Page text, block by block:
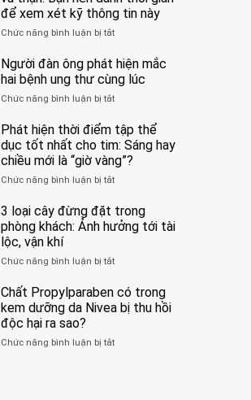
GẮNG
SỨC!”
cảnh
báo
“hại
thân”
mà
biết
rẻ
mà
tiềm
formaldehyde
kim
loại
ăn
nhiều
có
thể
hại
thận
để xem xét kỹ thông tin này
Chức năng bình luận bị tắtở
bác
cảnh
báo
tác
hại
của
1
kiểu
đối
với
và
Bạn
nên
Người đàn ông phát hiện mắc
hai bệnh ung thư cùng lúc
Chức năng bình luận bị tắtở
đàn
ông
phát
hiện
mắc
bệnh
ung
lúc
Phát hiện thời điểm tập thể
dục tốt nhất cho tim: Sáng hay
chiều mới là “giờ vàng”?
Chức năng bình luận bị tắtở
hiện
thời
điểm
thể
tốt
nhất
cho
Sáng
3 loại cây đừng đặt trong
phòng khách: Ảnh hưởng tới tài
lộc, vận khí
Chức năng bình luận bị tắtở
loại
cây
đừng
trong
Chất Propylparaben có trong
kem dưỡng da Nivea bị thu hồi
độc hại ra sao?
Chức năng bình luận bị tắtở